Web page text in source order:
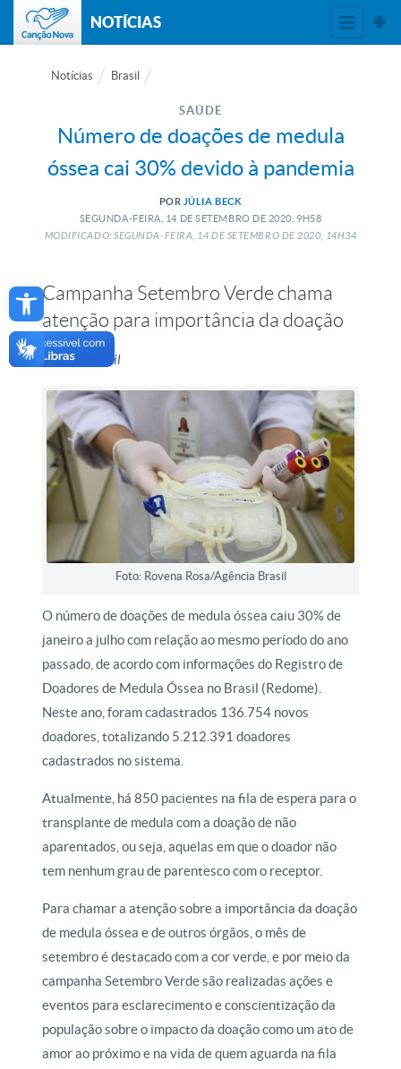
Open toolbar
NOTÍCIAS
Notícias Brasil
SAÚDE
Número de doações de medula
óssea cai 30% devido à pandemia
POR JÚLIA BECK
SEGUNDA-FEIRA, 14 DE SETEMBRO DE 2020, 9H58
MODIFICADO: SEGUNDA-FEIRA, 14 DE SETEMBRO DE2020, 14H34
Campanha Setembro Verde chama
atenção para importância da doação
Agência Brasil
Foto: Rovena Rosa/Agência Brasil
O número de doações de medula óssea caiu 30% de
janeiro a julho com relação ao mesmo período do ano
passado, de acordo com informações do Registro de
Doadores de Medula Óssea no Brasil (Redome).
Neste ano, foram cadastrados 136.754 novos
doadores, totalizando 5.212.391 doadores
cadastrados no sistema.
Atualmente, há 850 pacientes na fila de espera para o
transplante de medula com a doação de não
aparentados, ou seja, aquelas em que o doador não
tem nenhum grau de parentesco com o receptor.
Para chamar a atenção sobre a importância da doação
de medula óssea e de outros órgãos, o mês de
setembro é destacado com a cor verde, e por meio da
campanha Setembro Verde são realizadas ações e
eventos para esclarecimento e conscientização da
população sobre o impacto da doação como um ato de
amor ao próximo e na vida de quem aguarda na fila